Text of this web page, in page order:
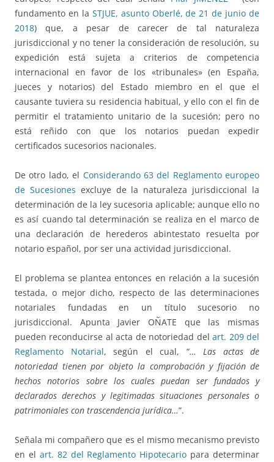
fundamento en la STJUE, asunto Oberlé, de 21 de junio de
2018) que, a pesar de carecer de tal naturaleza
jurisdiccional y no tener la consideración de resolución, su
expedición está sujeta a criterios de competencia
internacional en favor de los «tribunales» (en España,
jueces y notarios) del Estado miembro en el que el
causante tuviera su residencia habitual, y ello con el fin de
permitir el tratamiento unitario de la sucesión; pero no
está reñido con que los notarios puedan expedir
certificados sucesorios nacionales.
De otro lado, el Considerando 63 del Reglamento europeo
de Sucesiones excluye de la naturaleza jurisdiccional la
determinación de la ley sucesoria aplicable; aunque ello no
es así cuando tal determinación se realiza en el marco de
una declaración de herederos abintestato resuelta por
notario español, por ser una actividad jurisdiccional.
El problema se plantea entonces en relación a la sucesión
testada, o mejor dicho, respecto de las determinaciones
notariales fundadas en un título sucesorio no
jurisdiccional. Apunta Javier OÑATE que las mismas
pueden reconducirse al acta de notoriedad delart. 209 del
Reglamento Notarial, según el cual, “… Las actas de
notoriedad tienen por objeto la comprobación y fijación de
hechos notorios sobre los cuales puedan ser fundados y
declarados derechos y legitimadas situaciones personales o
patrimoniales con trascendencia jurídica…”.
Señala mi compañero que es el mismo mecanismo previsto
en el art. 82 del Reglamento Hipotecario para determinar